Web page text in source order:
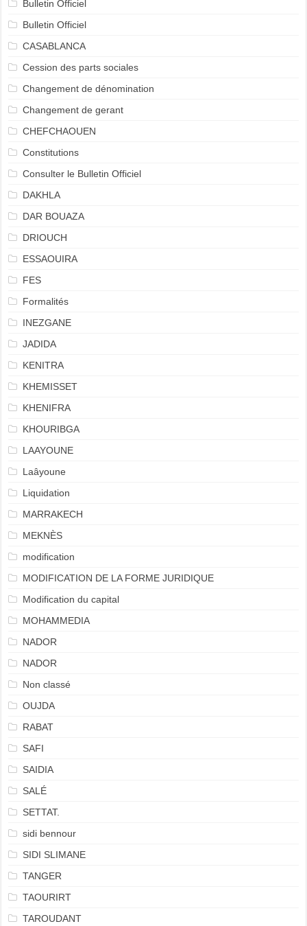
Bulletin Officiel
Bulletin Officiel
CASABLANCA
Cession des parts sociales
Changement de dénomination
Changement de gerant
CHEFCHAOUEN
Constitutions
Consulter le Bulletin Officiel
DAKHLA
DAR BOUAZA
DRIOUCH
ESSAOUIRA
FES
Formalités
INEZGANE
JADIDA
KENITRA
KHEMISSET
KHENIFRA
KHOURIBGA
LAAYOUNE
Laâyoune
Liquidation
MARRAKECH
MEKNÈS
modification
MODIFICATION DE LA FORME JURIDIQUE
Modification du capital
MOHAMMEDIA
NADOR
NADOR
Non classé
OUJDA
RABAT
SAFI
SAIDIA
SALÉ
SETTAT.
sidi bennour
SIDI SLIMANE
TANGER
TAOURIRT
TAROUDANT